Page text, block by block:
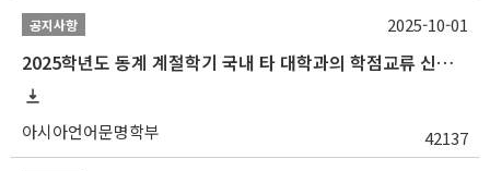
공지사항
2025학년도 동계 계절학기 국내 타 대학과의 학점교류 신청 안내
아시아언어문명학부 42137
2025-10-01